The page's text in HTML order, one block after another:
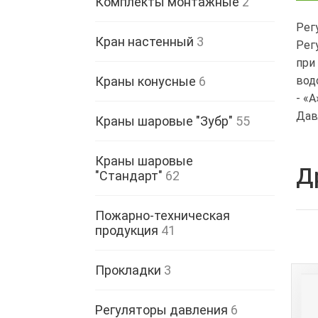
Кран настенный 3
Краны конусные 6
Краны шаровые "Зубр" 55
Краны шаровые
"Стандарт" 62
Пожарно-техническая
продукция 41
Прокладки 3
Регуляторы давления 6
-